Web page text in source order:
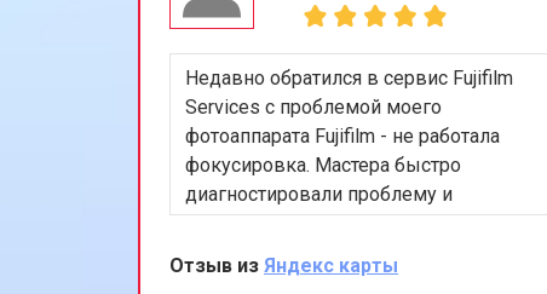
Недавно обратился в сервис Fujifilm
Services с проблемой моего
фотоаппарата Fujifilm - не работала
фокусировка. Мастера быстро
диагностировали проблему и
заменили поврежденный компонент.
Очень доволен скоростью и
качеством работы. Рекомендую этот
Отзыв из Яндекс карты